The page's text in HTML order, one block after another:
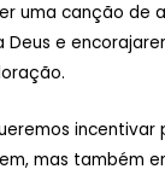
uma canção de
Deus e
incentivar
mas também